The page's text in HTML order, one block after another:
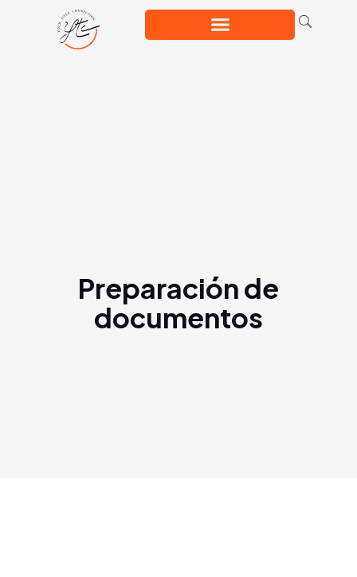
Preparación de
documentos